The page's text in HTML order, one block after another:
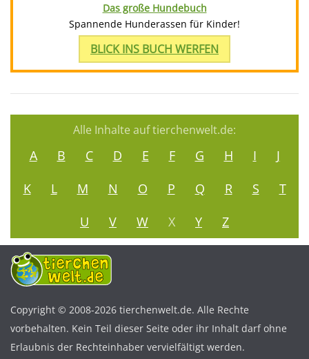
Das große Hundebuch
Spannende Hunderassen für Kinder!
BLICK INS BUCH WERFEN
Alle Inhalte auf tierchenwelt.de:
A B C D E F G H I
J
K
L M N O P Q R S
T
U
V W X Y Z
Copyright © 2008-2026 tierchenwelt.de. Alle Rechte
vorbehalten. Kein Teil dieser Seite oder ihr Inhalt darf ohne
Erlaubnis der Rechteinhaber vervielfältigt werden.